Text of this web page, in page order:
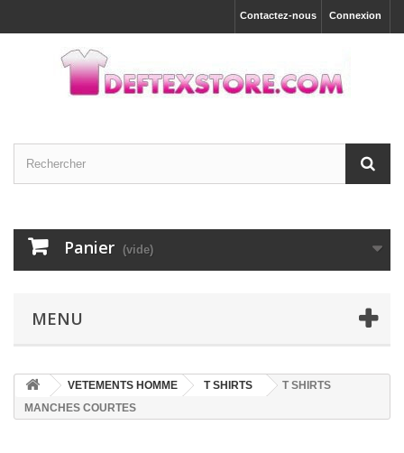
Connexion
Contactez-nous
Panier (vide)
MENU
VETEMENTS HOMME T SHIRTS
T SHIRTS
MANCHES COURTES